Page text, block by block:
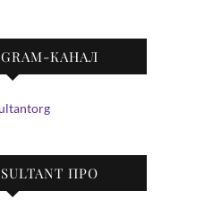
КАНАЛ
ПРО